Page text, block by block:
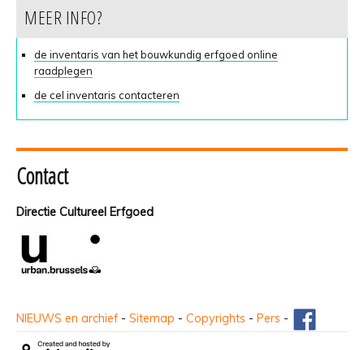
MEER INFO?
de inventaris van het bouwkundig erfgoed online
raadplegen
de cel inventaris contacteren
Contact
Directie Cultureel Erfgoed
NIEUWS en archief - Sitemap - Copyrights - Pers -